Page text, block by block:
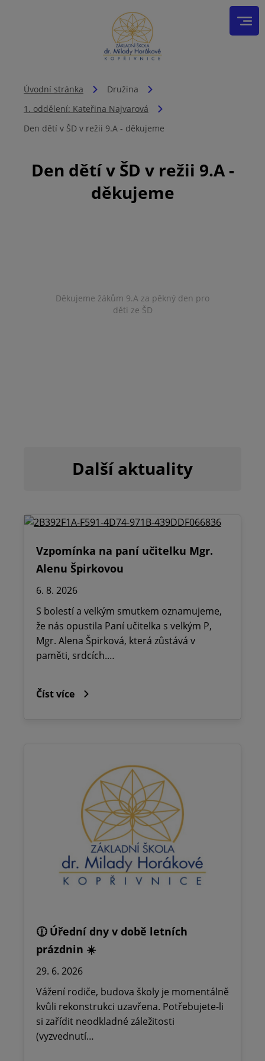
Úvodní stránka
Družina
1. oddělení: Kateřina Najvarová
Den dětí v ŠD v režii 9.A - děkujeme
Den dětí v ŠD v režii 9.A -
děkujeme
Děkujeme žákům 9.A za pěkný den pro
děti ze ŠD
Další aktuality
Vzpomínka na paní učitelku Mgr.
Alenu Špirkovou
6. 8. 2026
S bolestí a velkým smutkem oznamujeme,
že nás opustila Paní učitelka s velkým P,
Mgr. Alena Špirková, která zůstává v
paměti, srdcích.…
Číst více
🕧 Úřední dny v době letních
prázdnin ☀️
29. 6. 2026
Vážení rodiče, budova školy je momentálně
kvůli rekonstrukci uzavřena. Potřebujete-li
si zařídit neodkladné záležitosti
(vyzvednutí…